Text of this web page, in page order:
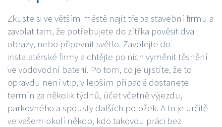
Zkuste si ve větším městě najít třeba stavební firmu a
zavolat tam, že potřebujete do zítřka pověsit dva
obrazy, nebo připevnit světlo. Zavolejte do
instalatérské firmy a chtějte po nich vyměnit těsnění
ve vodovodní baterií. Po tom, co je ujistíte, že to
opravdu není vtip, v lepším případě dostanete
termín za několik týdnů, účet včetně výjezdu,
parkovného a spousty dalších položek. A to je určitě
ve vašem okolí někdo, kdo takovou práci bez